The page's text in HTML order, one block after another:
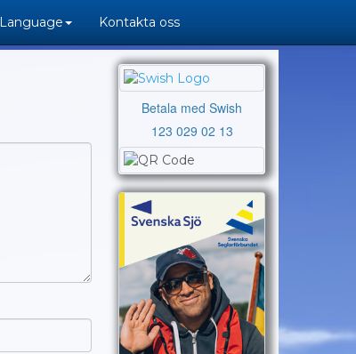
Language Kontakta oss
Betala med Swish
123 029 02 13